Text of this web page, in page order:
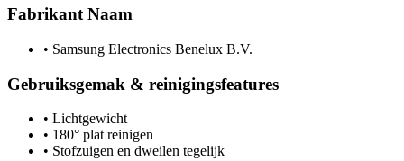
Fabrikant Naam
• Samsung Electronics Benelux B.V.
Gebruiksgemak & reinigingsfeatures
• Lichtgewicht
• 180° plat reinigen
• Stofzuigen en dweilen tegelijk